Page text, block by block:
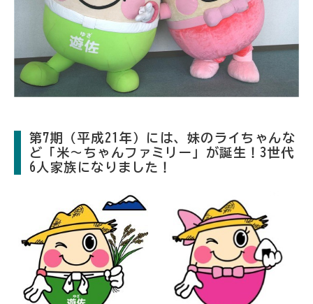
第7期（平成21年）には、妹のライちゃんな
ど「米～ちゃんファミリー」が誕生！3世代
6人家族になりました！